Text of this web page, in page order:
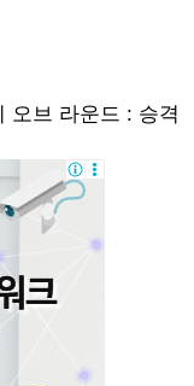
오브 라운드 : 승격